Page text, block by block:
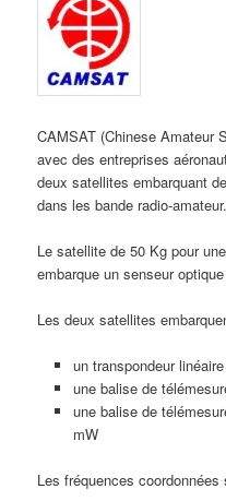
CAMSAT (Chinese Amateur
avec des entreprises
deux satellites embarquant
dans les bande radio-amateur.
Le satellite de 50 Kg pour
embarque un senseur optique
Les deux satellites
un transpondeur
une balise de
une balise de
mW
Les fréquences coordonnées